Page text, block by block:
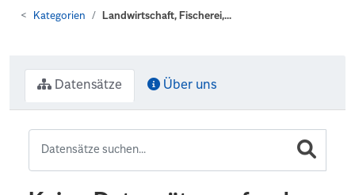
Kategorien Landwirtschaft, Fischerei,...
Datensätze Über uns